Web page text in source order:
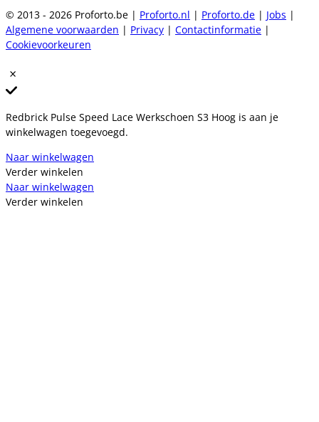
© 2013 - 2026 Proforto.be | Proforto.nl | Proforto.de | Jobs |
Algemene voorwaarden | Privacy | Contactinformatie |
Cookievoorkeuren
Redbrick Pulse Speed Lace Werkschoen S3 Hoog is aan je
winkelwagen toegevoegd.
Naar winkelwagen
Verder winkelen
Naar winkelwagen
Verder winkelen